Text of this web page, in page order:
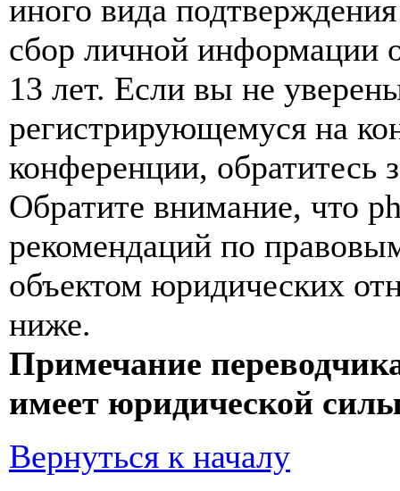
иного вида
сбор личной информации
13 лет. Если вы не
регистрирующемуся на
конференции, обратитесь
Обратите внимание, что
рекомендаций по
объектом юридических
ниже.
Примечание
имеет юридической
Вернуться к началу